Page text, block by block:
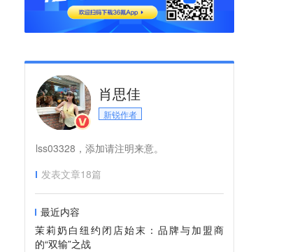
肖思佳
新锐作者
lss03328，添加请注明来意。
发表文章18篇
最近内容
茉莉奶白纽约闭店始末：品牌与加盟商
的“双输”之战